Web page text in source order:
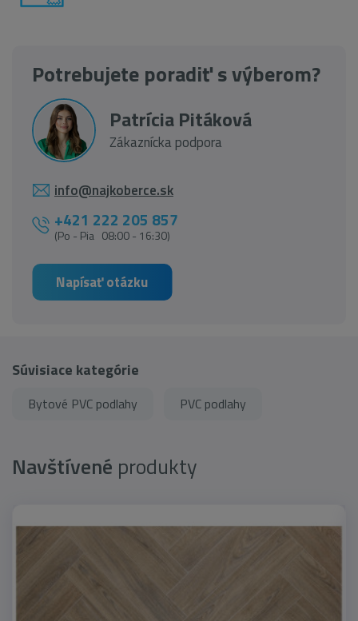
Potrebujete poradiť s výberom?
Patrícia Pitáková
Zákaznícka podpora
info@najkoberce.sk
+421 222 205 857
(Po - Pia 08:00 - 16:30)
Napísať otázku
Súvisiace kategórie
Bytové PVC podlahy PVC podlahy
Navštívené produkty